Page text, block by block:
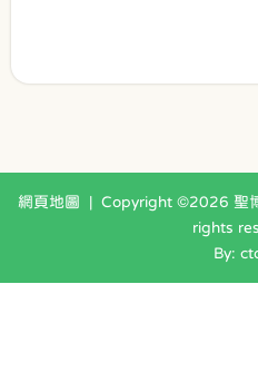
網頁地圖 | Copyright ©2026 聖
rights
By: